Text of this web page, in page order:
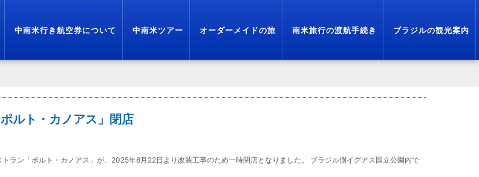
中南米行き航空券について 中南米ツアー オーダーメイドの旅 南米旅行の渡航手続き ブラジルの観光案内
ルト・カノアス」閉店
ラン「ポルト・カノアス」が、2025年8月22日より改装工事のため一時閉店となりました。 ブラジル側イグアス国立公園内で